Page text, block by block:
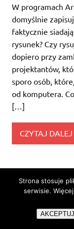
W programach
domyślnie
faktycznie
rysunek? Czy
dopiero przy
projektantów,
sporo osób,
od komputera.
[…]
CZYTAJ DALEJ
WordPress
Strona stosuje
serwisie.